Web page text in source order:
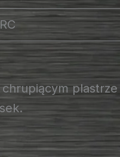
chrupiącym